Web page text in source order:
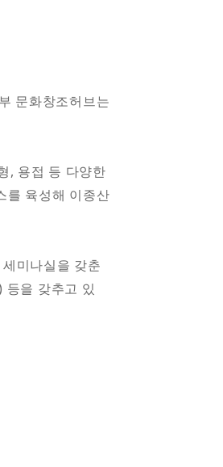
문화창조허브는
, 용접 등 다양한
를 육성해 이종산
미나실을 갖춘
을 갖추고 있